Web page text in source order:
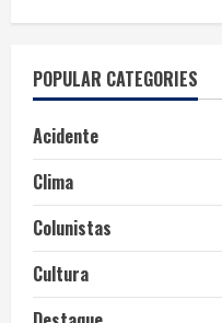
POPULAR CATEGORIES
Acidente
Clima
Colunistas
Cultura